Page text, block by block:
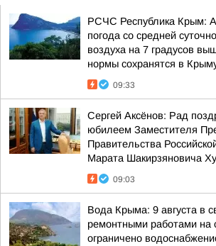
РСЧС Республика Крым:
погода со средней
воздуха на 7 градусов
нормы сохранятся в
09:33
Сергей Аксёнов: Рад
юбилеем Заместителя
Правительства
Марата Шакирзяновича
09:03
Вода Крыма: 9 августа в
ремонтными работами на
ограничено